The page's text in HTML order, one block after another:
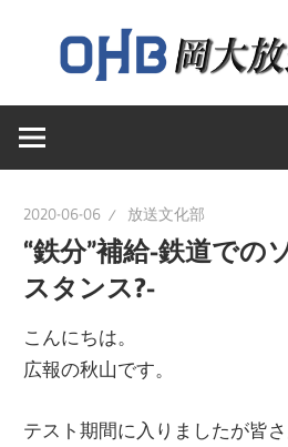
ン
へ
大
放
岡
大
送
文
化
部
の
ェ
2020-06-06 放送文化部
“鉄分”補給-鉄道での
スタンス?-
こんにちは。
広報の秋山です。
テスト期間に入りましたが皆